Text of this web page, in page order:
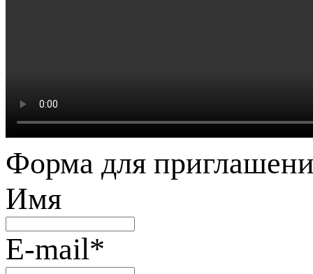
Форма для
Имя
E-mail*